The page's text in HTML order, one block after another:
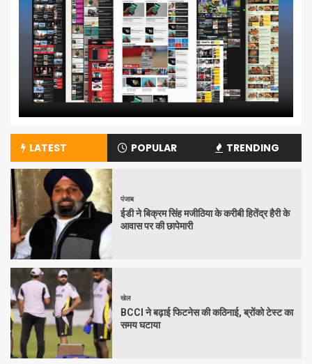
LATEST POPULAR TRENDING
पंजाब
ईडी ने बिक्रम सिंह मजीठिया के करीबी हितेंद्र हैरी के
आवास पर की छापेमारी
खेल
BCCI ने बढ़ाई फिटनेस की कठिनाई, ब्रोंको टेस्ट का
समय घटाया